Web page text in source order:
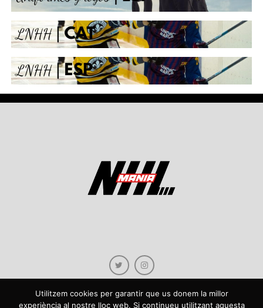
Utilitzem cookies per garantir que us donem la millor
experiència al nostre lloc web. Si continueu utilitzant aquesta